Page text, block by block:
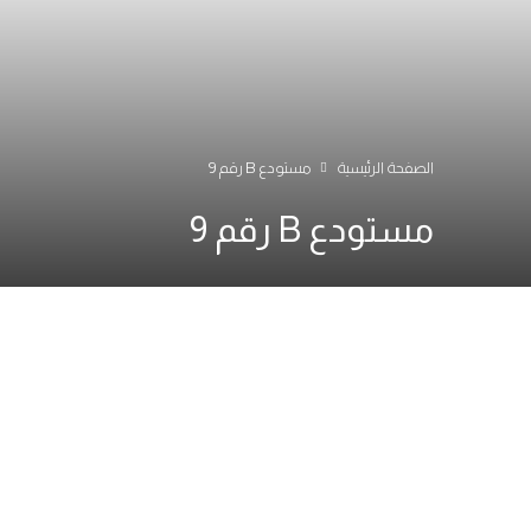
الصفحة الرئيسية مستودع B رقم 9
مستودع B رقم 9